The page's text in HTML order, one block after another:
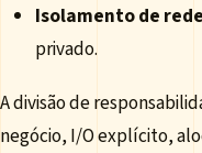
Isolamento de rede
privado.
A divisão de
negócio, I/O explícito,